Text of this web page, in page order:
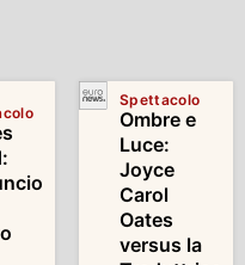
Spettacolo
Ombre e
Luce:
Joyce
Carol
Oates
versus la